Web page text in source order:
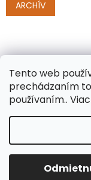
Tento web
prechádzaním
používaním..
ARCHÍV
Copyright 2026
práva